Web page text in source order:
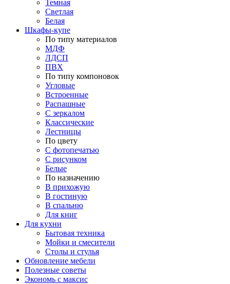
Темная
Светлая
Белая
Шкафы-купе
По типу материалов
МДФ
ЛДСП
ПВХ
По типу компоновок
Угловые
Встроенные
Распашные
С зеркалом
Классические
Лестницы
По цвету
С фотопечатью
С рисунком
Белые
По назначению
В прихожую
В гостиную
В спальню
Для книг
Для кухни
Бытовая техника
Мойки и смесители
Столы и стулья
Обновление мебели
Полезные советы
Экономь с максис